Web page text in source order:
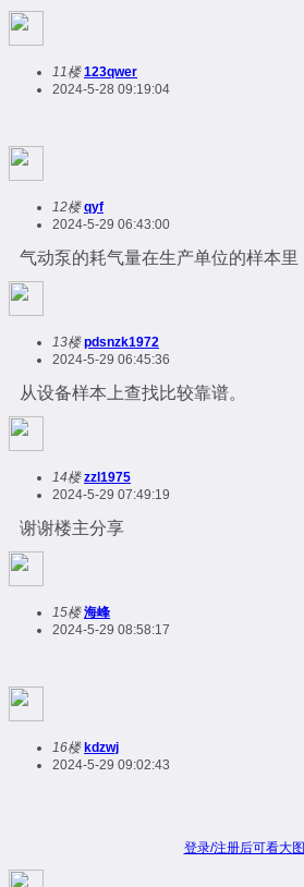
11楼 123qwer
2024-5-28 09:19:04
12楼 qyf
2024-5-29 06:43:00
气动泵的耗气量在生产单位的样本里
13楼 pdsnzk1972
2024-5-29 06:45:36
从设备样本上查找比较靠谱。
14楼 zzl1975
2024-5-29 07:49:19
谢谢楼主分享
15楼 海峰
2024-5-29 08:58:17
16楼 kdzwj
2024-5-29 09:02:43
登录/注册后可看大图